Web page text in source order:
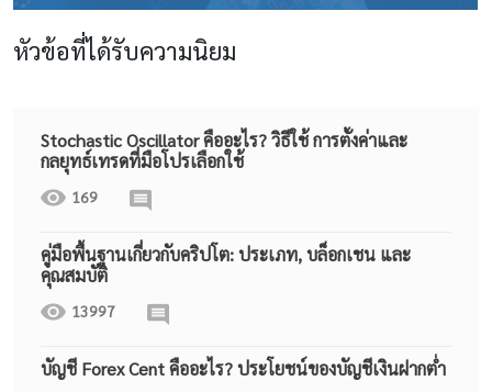
หัวข้อที่ได้รับความนิยม
Stochastic Oscillator คืออะไร? วิธีใช้ การตั้งค่าและ
กลยุทธ์เทรดที่มือโปรเลือกใช้
169
คู่มือพื้นฐานเกี่ยวกับคริปโต: ประเภท, บล็อกเชน และ
คุณสมบัติ
13997
บัญชี Forex Cent คืออะไร? ประโยชน์ของบัญชีเงินฝากต่ำ